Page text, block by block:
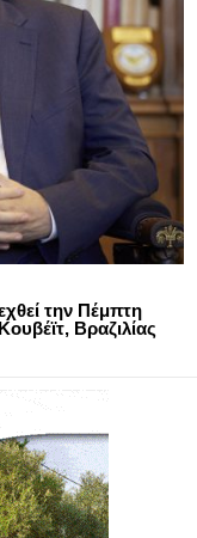
την Πέμπτη
Βραζιλίας